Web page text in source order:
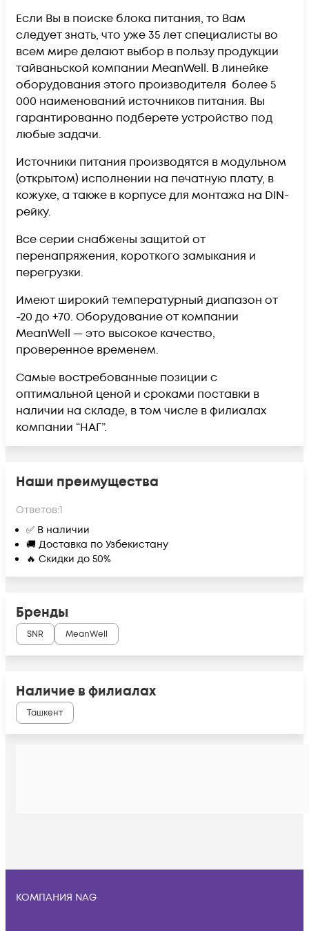
Если Вы в поиске блока питания, то Вам
следует знать, что уже 35 лет специалисты во
всем мире делают выбор в пользу продукции
тайваньской компании MeanWell. В линейке
оборудования этого производителя более 5
000 наименований источников питания. Вы
гарантированно подберете устройство под
любые задачи.
Источники питания производятся в модульном
(открытом) исполнении на печатную плату, в
кожухе, а также в корпусе для монтажа на DIN-
рейку.
Все серии снабжены защитой от
перенапряжения, короткого замыкания и
перегрузки.
Имеют широкий температурный диапазон от
-20 до +70. Оборудование от компании
MeanWell — это высокое качество,
проверенное временем.
Самые востребованные позиции с
оптимальной ценой и сроками поставки в
наличии на складе, в том числе в филиалах
компании “НАГ”.
Наши преимущества
Ответов:1
✅ В наличии
🚚 Доставка по Узбекистану
🔥 Скидки до 50%
Бренды
SNR MeanWell
Наличие в филиалах
Ташкент
КОМПАНИЯ NAG